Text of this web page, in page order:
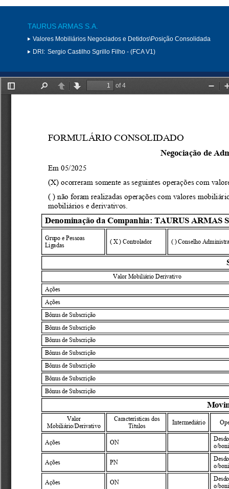
TAURUS ARMAS S.A.
Valores Mobiliários Negociados e Detidos\Posição Consolidada
DRI: Sergio Castilho Sgrillo Filho - (FCA V1)